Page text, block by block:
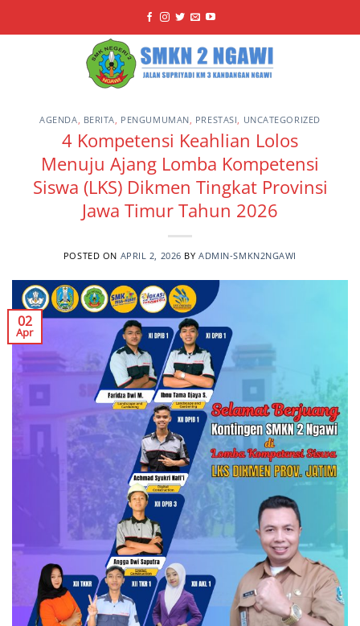
AGENDA, BERITA, PENGUMUMAN, PRESTASI, UNCATEGORIZED
4 Kompetensi Keahlian Lolos
Menuju Ajang Lomba Kompetensi
Siswa (LKS) Dikmen Tingkat Provinsi
Jawa Timur Tahun 2026
POSTED ON APRIL 2, 2026 BYADMIN-SMKN2NGAWI
02
Apr